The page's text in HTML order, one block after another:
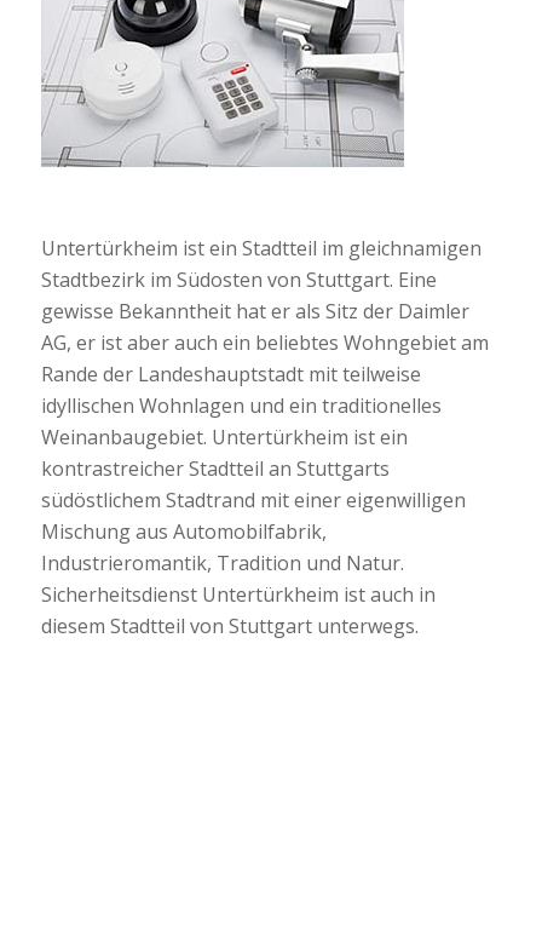
Untertürkheim ist ein Stadtteil im gleichnamigen
Stadtbezirk im Südosten von Stuttgart. Eine
gewisse Bekanntheit hat er als Sitz der Daimler
AG, er ist aber auch ein beliebtes Wohngebiet am
Rande der Landeshauptstadt mit teilweise
idyllischen Wohnlagen und ein traditionelles
Weinanbaugebiet. Untertürkheim ist ein
kontrastreicher Stadtteil an Stuttgarts
südöstlichem Stadtrand mit einer eigenwilligen
Mischung aus Automobilfabrik,
Industrieromantik, Tradition und Natur.
Sicherheitsdienst Untertürkheim ist auch in
diesem Stadtteil von Stuttgart unterwegs.